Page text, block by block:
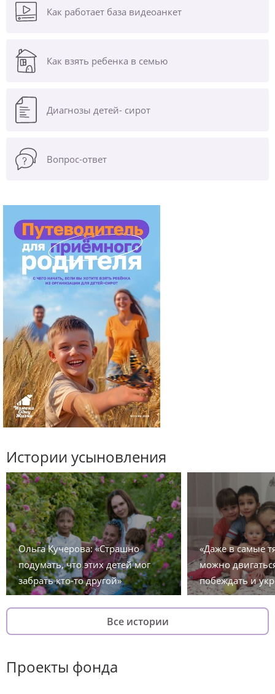
Как работает база видеоанкет
Как взять ребенка в семью
Диагнозы детей- сирот
Вопрос-ответ
Истории усыновления
Ольга Кучерова: «Страшно
подумать, что этих детей мог
забрать кто-то другой»
«Даже в самые
можно
побеждать и
Все истории
Проекты фонда